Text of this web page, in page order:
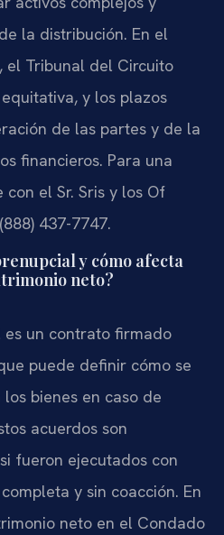
la distribución. En el
el Tribunal del Circuito
y los plazos
de las partes y de la
financieros. Para una
el Sr. Sris y los Of
437-7747.
y cómo afecta
neto?
es un contrato firmado
puede definir cómo se
bienes en caso de
acuerdos son
fueron ejecutados con
y sin coacción. En
neto en el Condado